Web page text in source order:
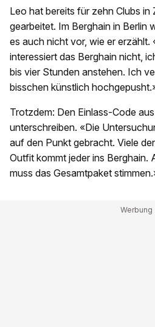
Leo hat bereits für zehn Clubs in
gearbeitet. Im Berghain in Berlin
es auch nicht vor, wie er erzählt.
interessiert das Berghain nicht,
bis vier Stunden anstehen. Ich
bisschen künstlich
Trotzdem: Den Einlass-Code
unterschreiben. «Die
auf den Punkt gebracht. Viele
Outfit kommt jeder ins Berghain.
muss das Gesamtpaket